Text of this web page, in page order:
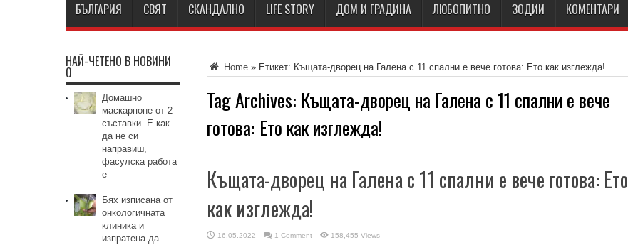
БЪЛГАРИЯ СВЯТ СКАНДАЛНО LIFE STORY ДОМ И ГРАДИНА ЛЮБОПИТНО ЗОДИИ КОМЕНТАРИ
Home » Етикет: Къщата-дворец на Галена с 11 спални е вече готова: Ето как изглежда!
Tag Archives: Къщата-дворец на Галена с 11 спални е вече
готова: Ето как изглежда!
Къщата-дворец на Галена с 11 спални е вече готова: Ето
как изглежда!
16.05.2022 1 Comment 158,455 Views
НАЙ-ЧЕТЕНО В НОВИНИ
0
Домашно
маскарпоне от 2
съставки. Е как
да не си
направиш,
фасулска работа
е
Бях изписана от
онкологичната
клиника и
изпратена да